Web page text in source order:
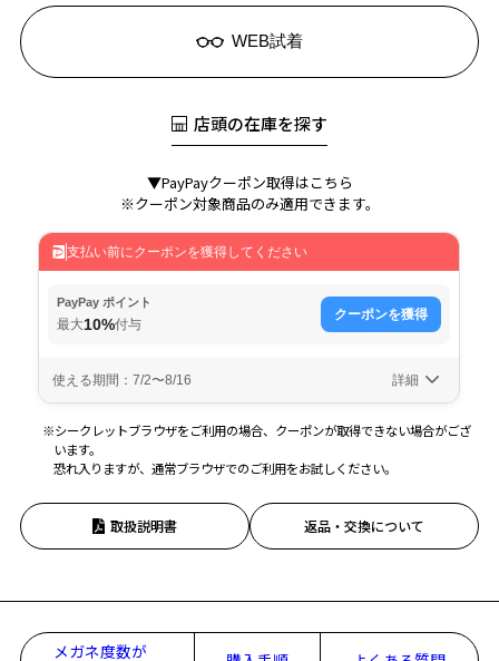
WEB試着
店頭の在庫を探す
▼PayPayクーポン取得はこちら
※クーポン対象商品のみ適用できます。
※シークレットブラウザをご利用の場合、クーポンが取得できない場合がござ
います。
恐れ入りますが、通常ブラウザでのご利用をお試しください。
取扱説明書 返品・交換について
メガネ度数が